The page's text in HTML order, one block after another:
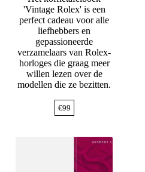
'Vintage Rolex' is een
perfect cadeau voor alle
liefhebbers en
gepassioneerde
verzamelaars van Rolex-
horloges die graag meer
willen lezen over de
modellen die ze bezitten.
€99